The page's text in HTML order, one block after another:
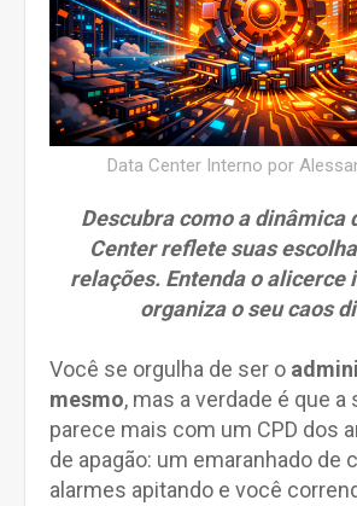
Data Center Interno por
Descubra como a dinâmica
Center reflete suas
relações. Entenda o alicerce
organiza o seu caos
Você se orgulha de ser o
mesmo, mas a verdade é que a
parece mais com um CPD dos
de apagão: um emaranhado de
alarmes apitando e você